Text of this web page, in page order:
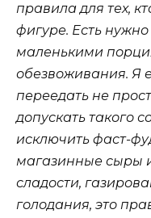
правила для тех,
фигуре. Есть
маленькими
обезвоживания. Я
переедать не
допускать такого
исключить фаст-
магазинные сыры
сладости,
голодания, это